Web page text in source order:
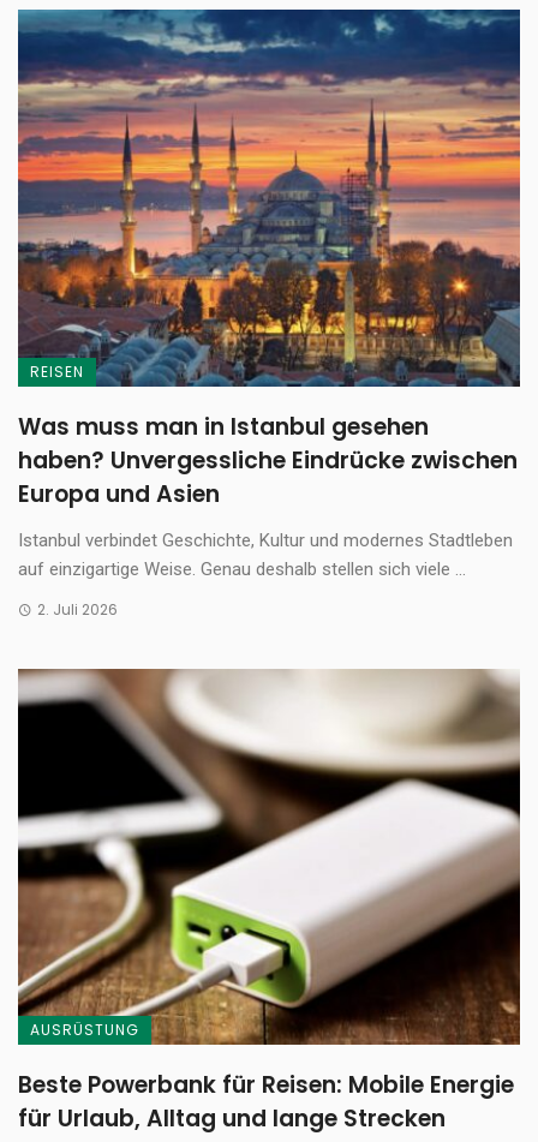
REISEN
Was muss man in Istanbul gesehen
haben? Unvergessliche Eindrücke zwischen
Europa und Asien
Istanbul verbindet Geschichte, Kultur und modernes Stadtleben
auf einzigartige Weise. Genau deshalb stellen sich viele ...
2. Juli 2026
AUSRÜSTUNG
Beste Powerbank für Reisen: Mobile Energie
für Urlaub, Alltag und lange Strecken